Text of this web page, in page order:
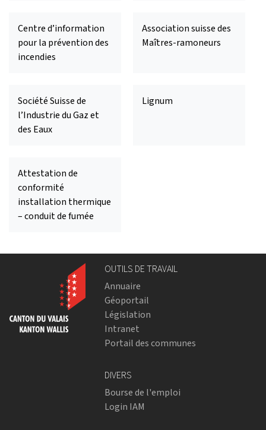
Centre d’information
pour la prévention des
incendies
Association suisse des
Maîtres-ramoneurs
Société Suisse de
l’Industrie du Gaz et
des Eaux
Lignum
Attestation de
conformité
installation thermique
– conduit de fumée
OUTILS DE TRAVAIL
Annuaire
Géoportail
Législation
Intranet
Portail des communes
DIVERS
Bourse de l'emploi
Login IAM